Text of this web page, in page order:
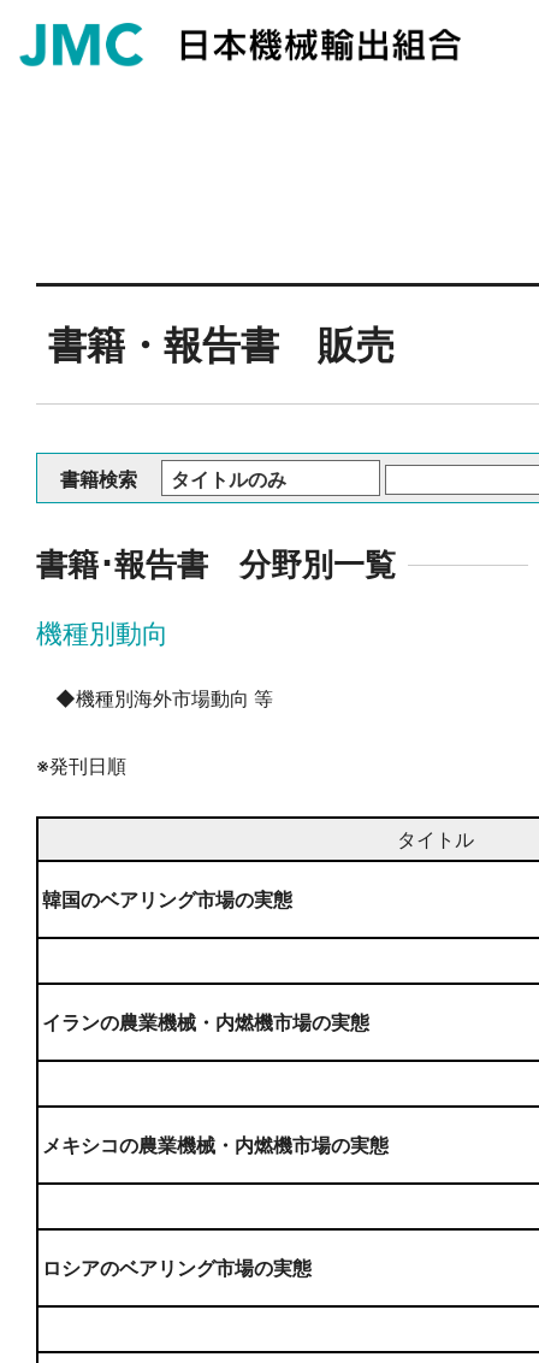
書籍・報告書 販売
書籍検索
書籍･報告書 分野別一覧
機種別動向
◆機種別海外市場動向 等
※発刊日順
タイトル
韓国のベアリング市場の実態
イランの農業機械・内燃機市場の実態
メキシコの農業機械・内燃機市場の実態
ロシアのベアリング市場の実態